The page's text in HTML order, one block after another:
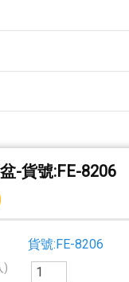
-貨號:FE-8206
貨號:FE-8206
)